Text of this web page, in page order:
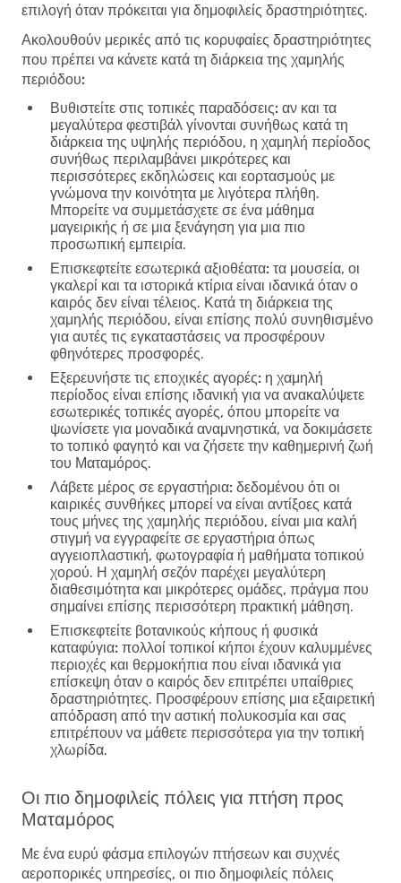
επιλογή όταν πρόκειται για δημοφιλείς δραστηριότητες.
Ακολουθούν μερικές από τις κορυφαίες δραστηριότητες
που πρέπει να κάνετε κατά τη διάρκεια της χαμηλής
περιόδου:
Βυθιστείτε στις τοπικές παραδόσεις: αν και τα
μεγαλύτερα φεστιβάλ γίνονται συνήθως κατά τη
διάρκεια της υψηλής περιόδου, η χαμηλή περίοδος
συνήθως περιλαμβάνει μικρότερες και
περισσότερες εκδηλώσεις και εορτασμούς με
γνώμονα την κοινότητα με λιγότερα πλήθη.
Μπορείτε να συμμετάσχετε σε ένα μάθημα
μαγειρικής ή σε μια ξενάγηση για μια πιο
προσωπική εμπειρία.
Επισκεφτείτε εσωτερικά αξιοθέατα: τα μουσεία, οι
γκαλερί και τα ιστορικά κτίρια είναι ιδανικά όταν ο
καιρός δεν είναι τέλειος. Κατά τη διάρκεια της
χαμηλής περιόδου, είναι επίσης πολύ συνηθισμένο
για αυτές τις εγκαταστάσεις να προσφέρουν
φθηνότερες προσφορές.
Εξερευνήστε τις εποχικές αγορές: η χαμηλή
περίοδος είναι επίσης ιδανική για να ανακαλύψετε
εσωτερικές τοπικές αγορές, όπου μπορείτε να
ψωνίσετε για μοναδικά αναμνηστικά, να δοκιμάσετε
το τοπικό φαγητό και να ζήσετε την καθημερινή ζωή
του Ματαμόρος.
Λάβετε μέρος σε εργαστήρια: δεδομένου ότι οι
καιρικές συνθήκες μπορεί να είναι αντίξοες κατά
τους μήνες της χαμηλής περιόδου, είναι μια καλή
στιγμή να εγγραφείτε σε εργαστήρια όπως
αγγειοπλαστική, φωτογραφία ή μαθήματα τοπικού
χορού. Η χαμηλή σεζόν παρέχει μεγαλύτερη
διαθεσιμότητα και μικρότερες ομάδες, πράγμα που
σημαίνει επίσης περισσότερη πρακτική μάθηση.
Επισκεφτείτε βοτανικούς κήπους ή φυσικά
καταφύγια: πολλοί τοπικοί κήποι έχουν καλυμμένες
περιοχές και θερμοκήπια που είναι ιδανικά για
επίσκεψη όταν ο καιρός δεν επιτρέπει υπαίθριες
δραστηριότητες. Προσφέρουν επίσης μια εξαιρετική
απόδραση από την αστική πολυκοσμία και σας
επιτρέπουν να μάθετε περισσότερα για την τοπική
χλωρίδα.
Οι πιο δημοφιλείς πόλεις για πτήση προς
Ματαμόρος
Με ένα ευρύ φάσμα επιλογών πτήσεων και συχνές
αεροπορικές υπηρεσίες, οι πιο δημοφιλείς πόλεις